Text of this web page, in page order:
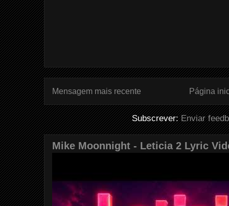
Mensagem mais recente Página
Subscrever:Enviar
Mike Moonnight - Leticia 2 Lyric